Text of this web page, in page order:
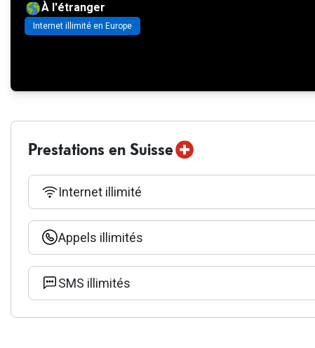
À l'étranger
Internet illimité en Europe
Prestations en Suisse
Internet illimité
Appels illimités
SMS illimités